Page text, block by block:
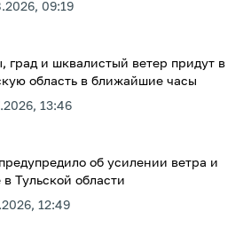
09:19
град и шквалистый ветер придут в
область в ближайшие часы
13:46
об усилении ветра и
в Тульской области
12:49